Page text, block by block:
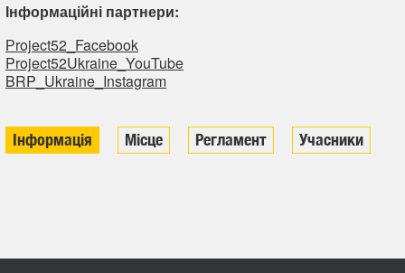
Інформаційні партнери:
Рroject52_Facebook
Project52Ukraine_YouTube
BRP_Ukraine_Instagram
Інформація Місце Регламент Учасники